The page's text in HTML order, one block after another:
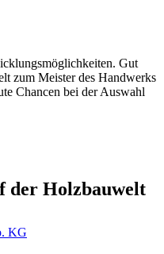
Gut
zum Meister des Handwerks
Chancen bei der Auswahl
der Holzbauwelt